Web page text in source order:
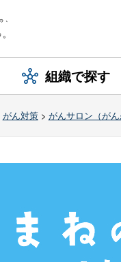
組織で探す
がん対策> がんサロン（が